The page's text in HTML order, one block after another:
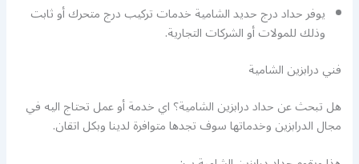
يوفر حداد درج حديد الشامية خدمات تركيب درج متحرك أو ثابت
وذلك للمولات أو الشركات التجارية.
فني درابزين الشامية
هل تبحث عن حداد درابزين الشامية؟ اي خدمة أو عمل تحتاج اليه في
مجال الدرابزين وخدماتها سوف تجدها متوافرة لدينا وبكل اتقان.